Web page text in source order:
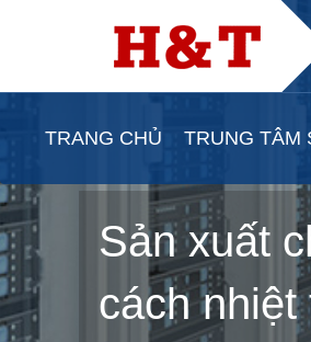
TRANG CHỦ TRUNG TÂM
Sản xuất
cách nhiệt